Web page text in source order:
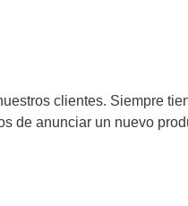
clientes. Siempre
de anunciar un nuevo